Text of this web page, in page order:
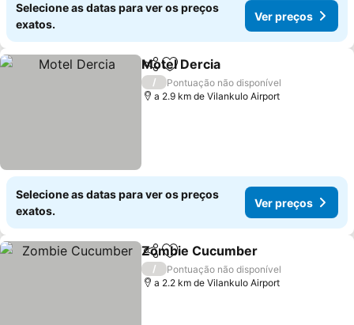
Selecione as datas para ver os preços
exatos.
Ver preços
PartilharAdicionar aos favoritos
Motel Dercia
/
Pontuação não disponível
a 2.9 km de Vilankulo Airport
Selecione as datas para ver os preços
exatos.
Ver preços
PartilharAdicionar aos favoritos
Zombie Cucumber
/
Pontuação não disponível
a 2.2 km de Vilankulo Airport